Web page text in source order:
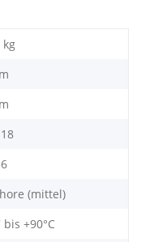
kg
(mittel)
bis +90°C